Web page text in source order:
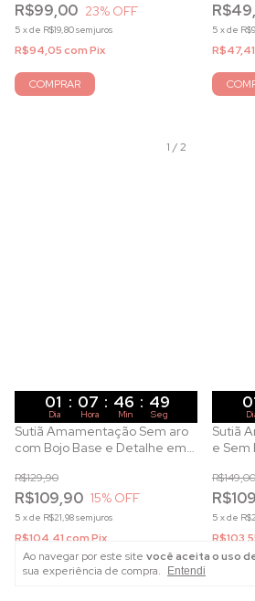
Ao navegar por este site você aceita o uso
sua experiência de compra.
Entendi
R$99,00 23% OFF
5 xde R$19,80sem juros
R$94,05comPix
COMPRAR
5 xde
R$47,41
1 /2
01 : 07 : 46 : 47
Dia Hora Min Seg
Sutiã Amamentação Sem aro
com Bojo Base e Detalhe em
R$109,90
R$129,90
15% OFF
5 xde R$21,98sem juros
R$104,41comPix
COMPRAR
Sutiã
e Sem
R$149,00
5 xde